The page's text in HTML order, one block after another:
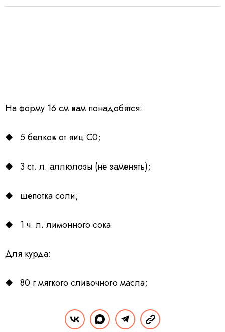
На форму 16 см вам понадобятся:
5 белков от яиц С0;
3 ст. л. аллюлозы (не заменять);
щепотка соли;
1 ч. л. лимонного сока.
Для курда:
80 г мягкого сливочного масла;
5 желтков от яиц С0;